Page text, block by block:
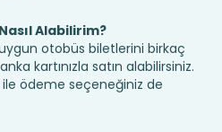
Alabilirim?
otobüs biletlerini birkaç
kartınızla satın alabilirsiniz.
ile ödeme seçeneğiniz de